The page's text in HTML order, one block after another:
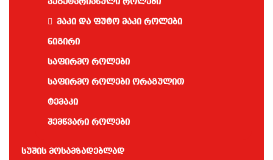
ვეგეტარიანული როლები
მაკი და ფუტო მაკი როლები
ნიგირი
საფირმო როლები
საფირმო როლები ორაგულით
ტემაკი
შემწვარი როლები
სუშის მოსამზადებლად